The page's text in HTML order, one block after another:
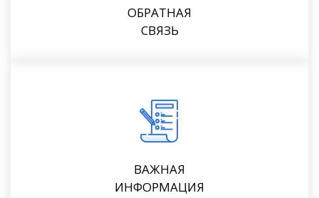
ОБРАТНАЯ
СВЯЗЬ
ВАЖНАЯ
ИНФОРМАЦИЯ